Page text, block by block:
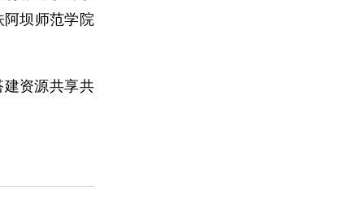
坝师范学院
资源共享共